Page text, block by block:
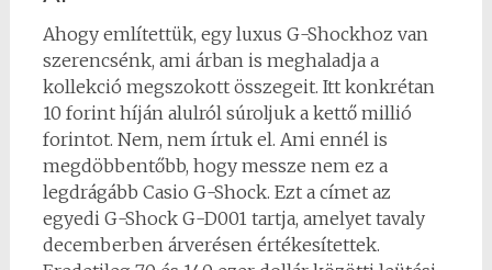
Ahogy említettük, egy luxus G-Shockhoz van
szerencsénk, ami árban is meghaladja a
kollekció megszokott összegeit. Itt konkrétan
10 forint híján alulról súroljuk a kettő millió
forintot. Nem, nem írtuk el. Ami ennél is
megdöbbentőbb, hogy messze nem ez a
legdrágább Casio G-Shock. Ezt a címet az
egyedi G-Shock G-D001 tartja, amelyet tavaly
decemberben árverésen értékesítettek.